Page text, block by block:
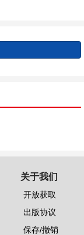
关于我们
开放获取
出版协议
保存/撤销